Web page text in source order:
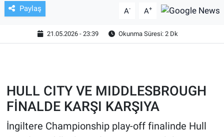
Paylaş A- A+
21.05.2026 - 23:39 Okunma Süresi: 2 Dk
HULL CITY VE MIDDLESBROUGH
FİNALDE KARŞI KARŞIYA
İngiltere Championship play-off finalinde Hull
EKONOMİ
ÇEVRE
HABERDE İNSAN